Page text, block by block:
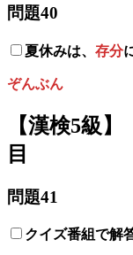
問題40
夏休みは、 存分
ぞんぶん
【漢検5級
目
問題41
クイズ番組で解